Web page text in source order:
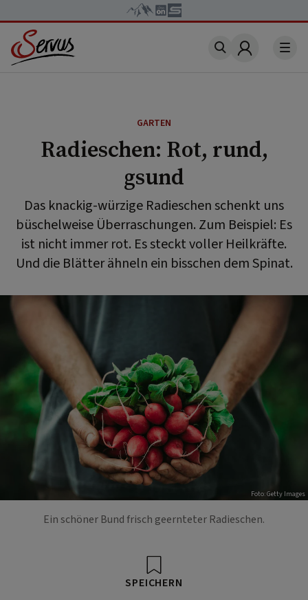
Account
GARTEN
Radieschen: Rot, rund,
gsund
Das knackig-würzige Radieschen schenkt uns
büschelweise Überraschungen. Zum Beispiel: Es
ist nicht immer rot. Es steckt voller Heilkräfte.
Und die Blätter ähneln ein bisschen dem Spinat.
Foto: Getty Images
Ein schöner Bund frisch geernteter Radieschen.
SPEICHERN